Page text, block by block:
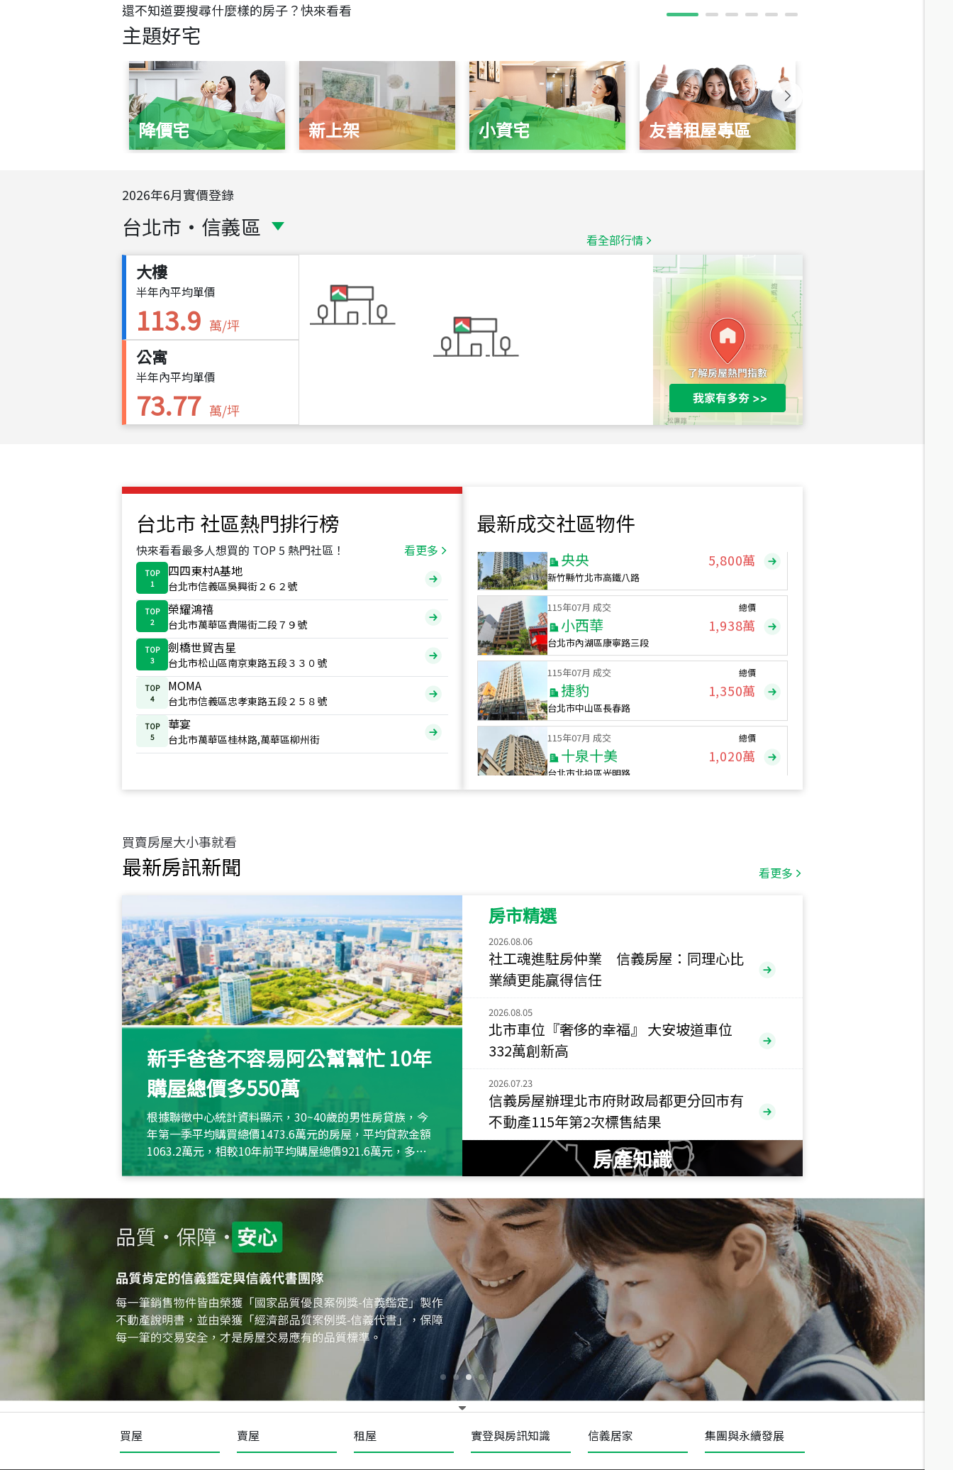
還不知道要搜尋什麼樣的房子？快來看看
主題好宅
降價宅 新上架 小資宅 友善租屋專區
2026年6月實價登錄
台北市 ・ 信義區 看全部行情
大樓
半年內平均單價
113.9 萬/坪
公寓
半年內平均單價
73.77 萬/坪
台北市 社區熱門排行榜
快來看看最多人想買的 TOP 5 熱門社區！ 看更多
TOP
1
四四東村A基地
台北市信義區吳興街２６２號
TOP
2
榮耀鴻禧
台北市萬華區貴陽街二段７９號
TOP
3
劍橋世貿吉星
台北市松山區南京東路五段３３０號
TOP
4
MOMA
台北市信義區忠孝東路五段２５８號
TOP
5
華宴
台北市萬華區桂林路,萬華區柳州街
最新成交社區物件
台北市中山區長春路
1,020萬
總價
490萬
新竹市新竹市慈祥路
總價
1,808萬
115年07月 成交
新竹縣竹北市高鐵八路
115年07月 成交
小西華
台北市內湖區康寧路三段
總價
1,938萬
115年07月 成交
捷豹
台北市中山區長春路
總價
1,350萬
115年07月 成交
十泉十美
台北市北投區光明路
總價
1,020萬
115
新北市永和區環河西路二段
115年07月 成交
央央 5,800萬
115年
小西華 1,938萬
115 年07 月 成交
捷豹
台北市中山區長春路
總價
115年07月 成交
十泉十美
台北市北投區光明路
總價
1,020萬
年 07 月 成交
四維天廈
新竹市新竹市四維路
總價
490萬
115 月 成交
菁英典藏
新竹市新竹市慈祥路
1,808
買賣房屋大小事就看
最新房訊新聞 看更多
新手爸爸不容易阿公幫幫忙 10年
購屋總價多550萬
根據聯徵中心統計資料顯示，30~40歲的男性房貸族，今
年第一季平均購買總價1473.6萬元的房屋，平均貸款金額
1063.2萬元，相較10年前平均購屋總價921.6萬元，多出
約550萬元，且貸款金額也多
房市精選
2026.08.06
社工魂進駐房仲業 信義房屋：同理心比
業績更能贏得信任
2026.08.05
北市車位『奢侈的幸福』 大安坡道車位
332萬創新高
2026.07.23
信義房屋辦理北市府財政局都更分回市有
不動產115年第2次標售結果
房產知識
買屋 賣屋 租屋 實登與房訊知識 信義居家 集團與永續發展